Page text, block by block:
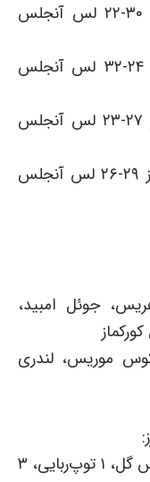
کوارتر اول: فیلادلفیا سونی سیکسرز ۳۰-۲۲ لس آنجلس
کوارتر دوم: فیلادلفیا سونی سیکسرز ۲۴-۳۲ لس آنجلس
کوارتر سوم: فیلادلفیا سونی سیکسرز ۲۷-۲۳ لس آنجلس
کوارتر چهارم: فیلادلفیا سونی سیکسرز ۲۹-۲۶ لس آنجلس
جوئل امبید،
موریس، لندری
بن سیمونز: ۲۶ امتیاز، ۱۲ ریباند، ۱۰ پاس گل، ۱ توپ‌ربایی، ۳